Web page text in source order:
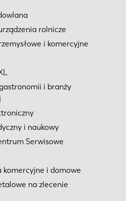
rolnicze
i komercyjne
i branży
i naukowy
Serwisowe
komercyjne i domowe
na zlecenie